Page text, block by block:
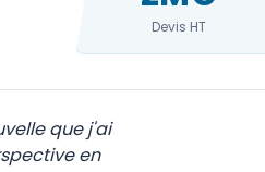
Devis HT
que j'ai
en